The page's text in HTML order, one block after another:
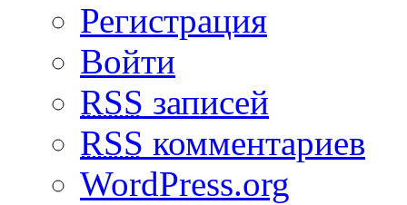
Регистрация
Войти
RSS записей
RSS комментариев
WordPress.org